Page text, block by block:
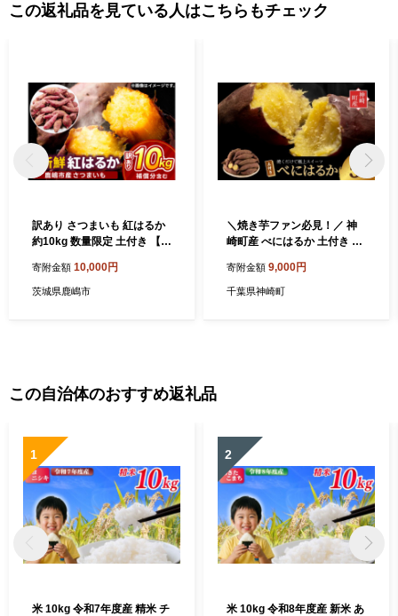
この返礼品を見ている人はこちらもチェック
訳あり さつまいも 紅はるか
約10kg 数量限定 土付き 【先
い 焼きいも スイートポテト
生芋 サツマイモ スイーツ お
寄附金額 10,000円
茨城県鹿嶋市
＼焼き芋ファン必見！／ 神
崎町産 べにはるか 土付き さ
り、M〜Sサイズ混合で保存
にもぴったり♪（3月～12月
寄附金額 9,000円
千葉県神崎町
この自治体のおすすめ返礼品
1
米 10kg 令和7年度産 精米 チ
2
米 10kg 令和8年度産 新米 あ